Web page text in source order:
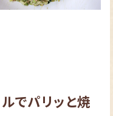
ルでパリッと焼